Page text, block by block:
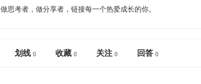
做思考者，做分享者，链接每一个热爱成长的你。
划线 收藏 关注 回答